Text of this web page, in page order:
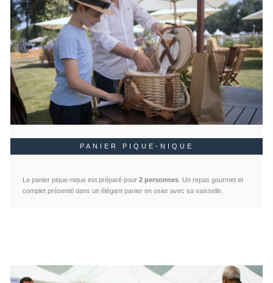
PANIER PIQUE-NIQUE
Le panier pique-nique est préparé pour 2 personnes. Un repas gourmet et
complet présenté dans un élégant panier en osier avec sa vaisselle.